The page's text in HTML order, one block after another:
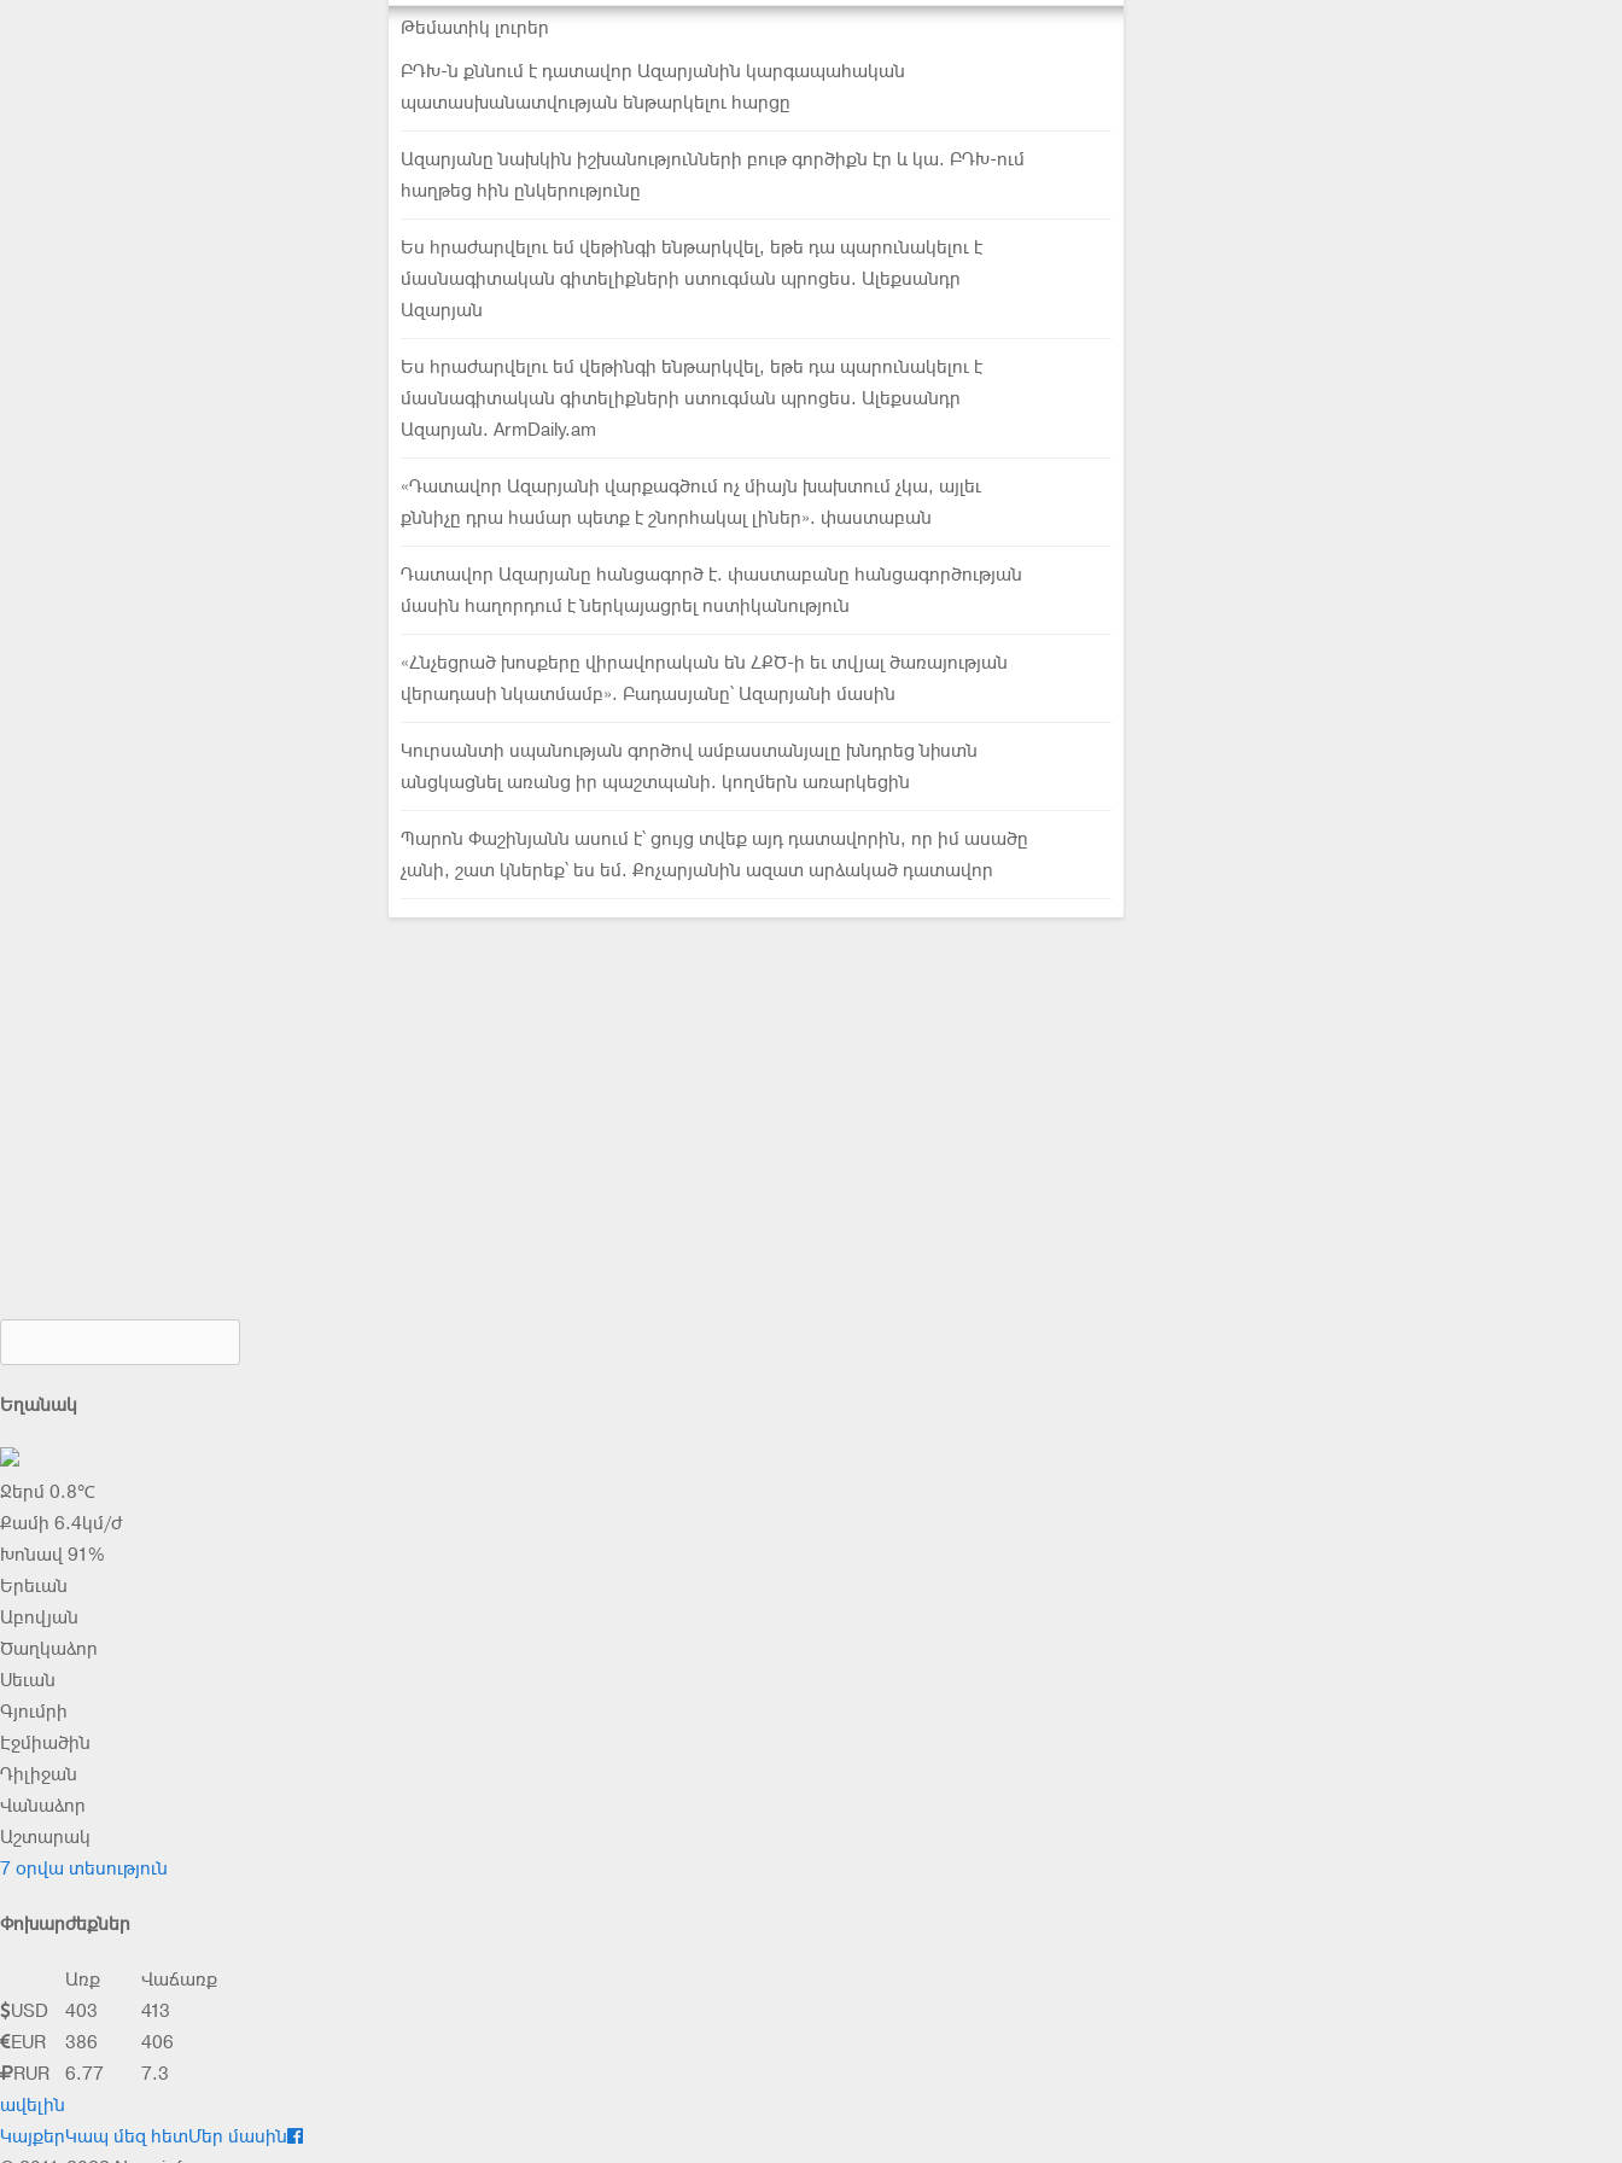
Թեմատիկ լուրեր
ԲԴԽ-ն քննում է դատավոր Ազարյանին կարգապահական
պատասխանատվության ենթարկելու հարցը
Ազարյանը նախկին իշխանությունների բութ գործիքն էր և կա. ԲԴԽ-ում
հաղթեց հին ընկերությունը
Ես հրաժարվելու եմ վեթինգի ենթարկվել, եթե դա պարունակելու է
մասնագիտական գիտելիքների ստուգման պրոցես. Ալեքսանդր
Ազարյան
Ես հրաժարվելու եմ վեթինգի ենթարկվել, եթե դա պարունակելու է
մասնագիտական գիտելիքների ստուգման պրոցես. Ալեքսանդր
Ազարյան. ArmDaily.am
«Դատավոր Ազարյանի վարքագծում ոչ միայն խախտում չկա, այլեւ
քննիչը դրա համար պետք է շնորհակալ լիներ». փաստաբան
Դատավոր Ազարյանը հանցագործ է. փաստաբանը հանցագործության
մասին հաղորդում է ներկայացրել ոստիկանություն
«Հնչեցրած խոսքերը վիրավորական են ՀՔԾ-ի եւ տվյալ ծառայության
վերադասի նկատմամբ». Բադասյանը՝ Ազարյանի մասին
Կուրսանտի սպանության գործով ամբաստանյալը խնդրեց նիստն
անցկացնել առանց իր պաշտպանի. կողմերն առարկեցին
Պարոն Փաշինյանն ասում է՝ ցույց տվեք այդ դատավորին, որ իմ ասածը
չանի, շատ կներեք՝ ես եմ. Քոչարյանին ազատ արձակած դատավոր
Եղանակ
Ջերմ 0.8℃
Քամի 6.4կմ/ժ
Խոնավ 91%
Երեւան
Աբովյան
Ծաղկաձոր
Սեւան
Գյումրի
Էջմիածին
Դիլիջան
Վանաձոր
Աշտարակ
7 օրվա տեսություն
Փոխարժեքներ
Առք
Վաճառք
USD
403
413
EUR
386
406
RUR
6.77
7.3
ավելին
ԿայքերԿապ մեզ հետՄեր մասին